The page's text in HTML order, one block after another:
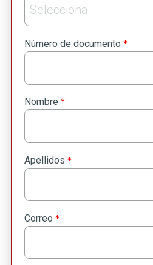
Selecciona
Número de documento *
Nombre *
Apellidos *
Correo *